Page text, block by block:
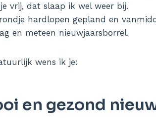
vrij, dat slaap ik wel weer bij.
hardlopen gepland en
en meteen nieuwjaarsborrel.
wens ik je:
en gezond